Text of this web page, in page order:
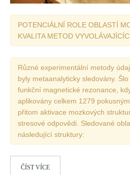
POTENCIÁLNÍ ROLE OBLASTÍ
KVALITA METOD
Různé experimentální metody
byly metaanalyticky sledovány.
funkční magnetické rezonance,
aplikovány celkem 1279
přitom aktivace mozkových
stresové odpovědi. Sledované
následující struktury:
ČÍST VÍCE